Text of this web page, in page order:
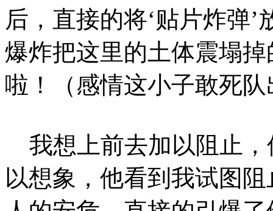
后，直接的将‘贴片炸弹
爆炸把这里的土体震塌
啦！（感情这小子敢死
我想上前去加以阻止，
以想象，他看到我试图